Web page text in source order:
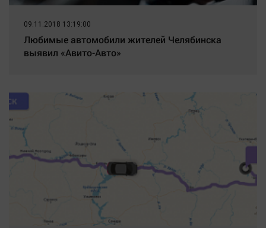
09.11.2018 13:19:00
Любимые автомобили жителей Челябинска
выявил «Авито-Авто»